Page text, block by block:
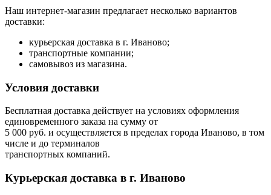
Наш интернет-магазин предлагает несколько вариантов
доставки:
курьерская доставка в г. Иваново;
транспортные компании;
самовывоз из магазина.
Условия доставки
Бесплатная доставка действует на условиях оформления
единовременного заказа на сумму от
5 000 руб. и осуществляется в пределах города Иваново, в том
числе и до терминалов
транспортных компаний.
Курьерская доставка в г. Иваново